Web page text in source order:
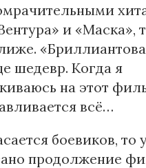
и «Маска»,
шедевр. Когда я
на этот
всё…
боевиков, то
продолжение